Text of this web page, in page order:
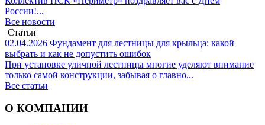
России!...
Все новости
Статьи
02.04.2026 Фундамент для лестницы для крыльца: какой
выбрать и как не допустить ошибок
При установке уличной лестницы многие уделяют внимание
только самой конструкции, забывая о главно...
Все статьи
О КОМПАНИИ